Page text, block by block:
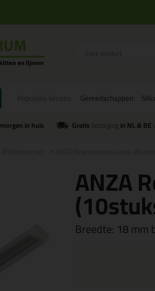
Gereedschappen
morgen in huis Gratisbezorgingin NL & BE
ANZA
Breedte: 18 mm